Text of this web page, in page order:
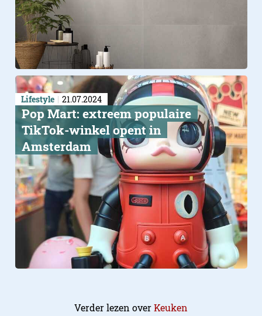
Lifestyle 21.07.2024
Pop Mart: extreem populaire
TikTok-winkel opent in
Amsterdam
Verder lezen overKeuken